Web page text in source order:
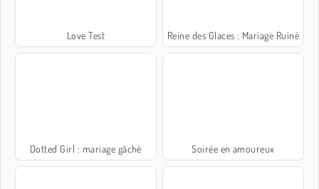
Love Test Reine des Glaces : Mariage Ruiné
Dotted Girl : mariage gâché Soirée en amoureux